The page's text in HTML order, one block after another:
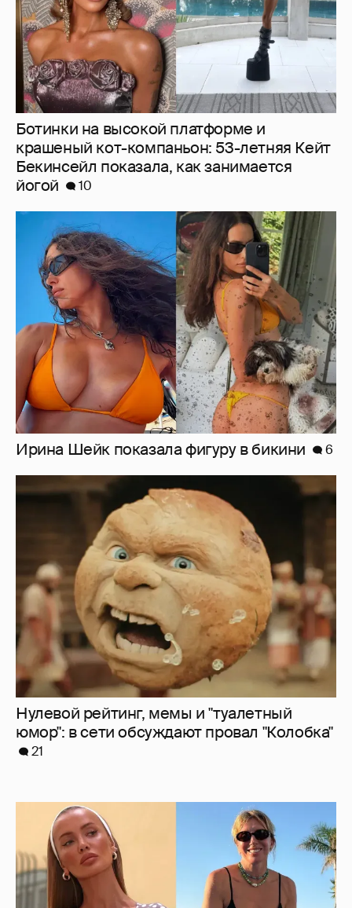
Ирина Шейк показала фигуру в бикини
Нулевой рейтинг, мемы и "туалетный
юмор": в сети обсуждают провал "Колобка"
Где и как отдыхают Zivert, Валя Карнавал и
дочери миллиардеров